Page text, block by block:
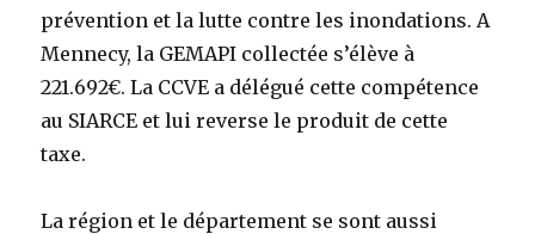
prévention et la lutte contre les inondations. A
Mennecy, la GEMAPI collectée s’élève à
221.692€. La CCVE a délégué cette compétence
au SIARCE et lui reverse le produit de cette
taxe.
La région et le département se sont aussi